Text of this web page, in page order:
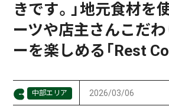
きです。」地元食材を
ーツや店主さんこだ
ーを楽しめる「Rest
中部エリア 2026/03/06